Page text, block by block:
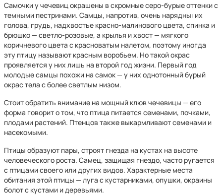
Самочки у чечевиц окрашены в скромные серо-бурые оттенки с
темными пестринами. Самцы, напротив, очень нарядны: их
голова, грудь, надхвостье красно-малинового цвета, спинка и
брюшко — светло-розовые, а крылья и хвост — мягкого
коричневого цвета с красноватым налетом, поэтому иногда
эту птицу называют красным воробьем. Но такой окрас
проявляется у них лишь на второй год жизни. Первый год
молодые самцы похожи на самок — у них однотонный бурый
окрас тела с более светлым низом.
Стоит обратить внимание на мощный клюв чечевицы — его
форма говорит о том, что птица питается семенами, почками,
плодами растений. Птенцов также выкармливают семенами и
насекомыми.
Птицы образуют пары, строят гнезда на кустах на высоте
человеческого роста. Самец, защищая гнездо, часто ругается
с птицами своего или других видов. Характерные места
обитания этой птицы — луга с кустарниками, опушки, окраины
болот с кустами и деревьями.